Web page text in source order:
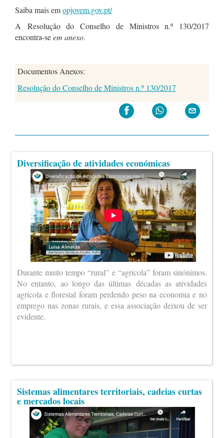
Saiba mais emopjovem.gov.pt/
A Resolução do Conselho de Ministros n.º 130/2017
encontra-seem anexo.
Documentos Anexos:
Resolução do Conselho de Ministros n.º 130/2017
Diversificação de atividades económicas
Durante muito tempo “rural” e “agrícola” foram sinónimos.
No entanto, ao longo das últimas décadas as atividades
agrícola e florestal foram perdendo peso na economia e no
emprego nas zonas rurais, e essa associação deixou de ser
evidente.
Sistemas alimentares territoriais, cadeias curtas
e mercados locais